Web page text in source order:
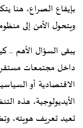
بإيقاع الصراع، هنا
ويتحول الأمن إلى
يبقى السؤال الأهم ..
داخل مجتمعات
الاقتصادية أو
الأيديولوجية، هذه
تعيد تعريف هويته،